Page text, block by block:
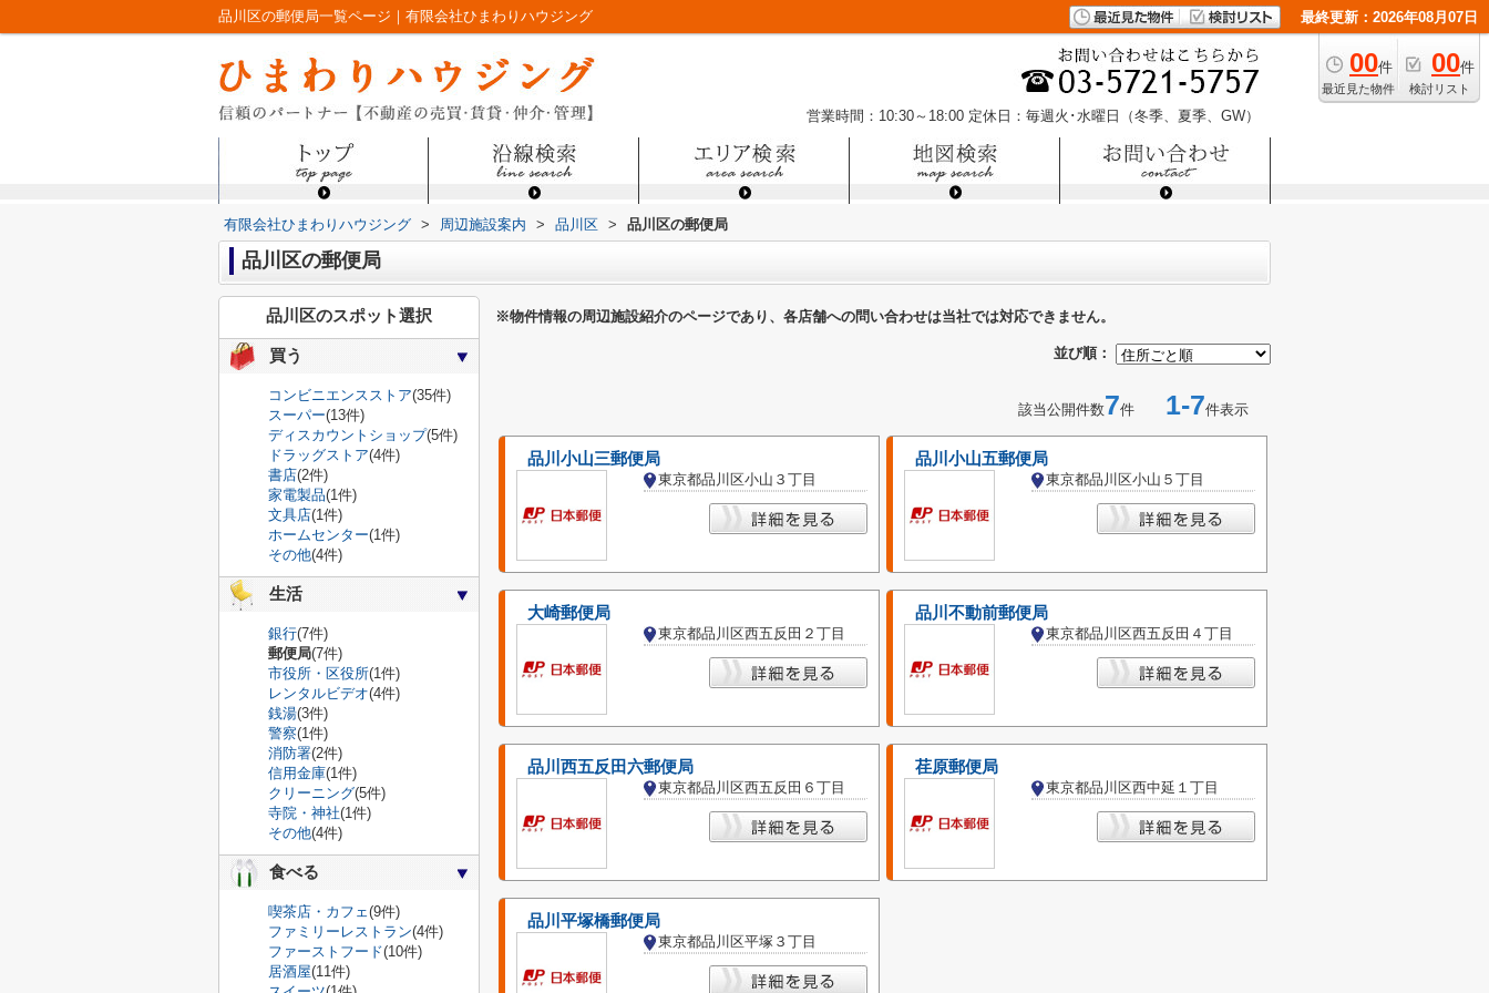
品川区の郵便局一覧ページ｜有限会社ひまわりハウジング 最終更新：2026年08月07日
00件
最近見た物件
00件
検討リスト
営業時間：10:30～18:00 定休日：毎週火･水曜日（冬季、夏季、GW）
有限会社ひまわりハウジング > 周辺施設案内 > 品川区 > 品川区の郵便局
品川区の郵便局
※物件情報の周辺施設紹介のページであり、各店舗への問い合わせは当社では対応できません。
並び順：
該当公開件数7件 1-7件表示
品川小山三郵便局
東京都品川区小山３丁目
品川小山五郵便局
東京都品川区小山５丁目
大崎郵便局
東京都品川区西五反田２丁目
品川不動前郵便局
東京都品川区西五反田４丁目
品川西五反田六郵便局
東京都品川区西五反田６丁目
荏原郵便局
東京都品川区西中延１丁目
品川平塚橋郵便局
東京都品川区平塚３丁目
品川区のスポット選択
買う
コンビニエンスストア(35件)
スーパー(13件)
ディスカウントショップ(5件)
ドラッグストア(4件)
書店(2件)
家電製品(1件)
文具店(1件)
ホームセンター(1件)
その他(4件)
生活
銀行(7件)
郵便局(7件)
市役所・区役所(1件)
レンタルビデオ(4件)
銭湯(3件)
警察(1件)
消防署(2件)
信用金庫(1件)
クリーニング(5件)
寺院・神社(1件)
その他(4件)
食べる
喫茶店・カフェ(9件)
ファミリーレストラン(4件)
ファーストフード(10件)
居酒屋(11件)